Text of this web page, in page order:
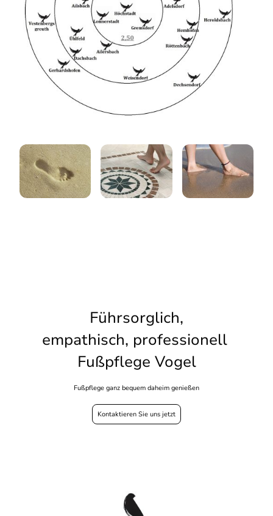
Führsorglich,
empathisch, professionell
Fußpflege Vogel
Fußpflege ganz bequem daheim genießen
Kontaktieren Sie uns jetzt